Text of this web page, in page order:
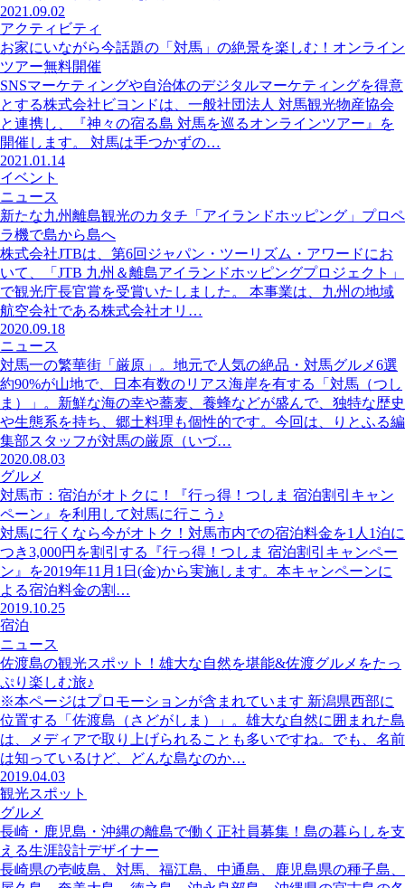
2021.09.02
アクティビティ
お家にいながら今話題の「対馬」の絶景を楽しむ！オンライン
ツアー無料開催
SNSマーケティングや自治体のデジタルマーケティングを得意
とする株式会社ビヨンドは、一般社団法人 対馬観光物産協会
と連携し、『神々の宿る島 対馬を巡るオンラインツアー』を
開催します。 対馬は手つかずの…
2021.01.14
イベント
ニュース
新たな九州離島観光のカタチ「アイランドホッピング」プロペ
ラ機で島から島へ
株式会社JTBは、第6回ジャパン・ツーリズム・アワードにお
いて、「JTB 九州＆離島アイランドホッピングプロジェクト」
で観光庁長官賞を受賞いたしました。 本事業は、九州の地域
航空会社である株式会社オリ…
2020.09.18
ニュース
対馬一の繁華街「厳原」。地元で人気の絶品・対馬グルメ6選
約90%が山地で、日本有数のリアス海岸を有する「対馬（つし
ま）」。新鮮な海の幸や蕎麦、養蜂などが盛んで、独特な歴史
や生態系を持ち、郷土料理も個性的です。今回は、りとふる編
集部スタッフが対馬の厳原（いづ…
2020.08.03
グルメ
対馬市：宿泊がオトクに！『行っ得！つしま 宿泊割引キャン
ペーン』を利用して対馬に行こう♪
対馬に行くなら今がオトク！対馬市内での宿泊料金を1人1泊に
つき3,000円を割引する『行っ得！つしま 宿泊割引キャンペー
ン』を2019年11月1日(金)から実施します。本キャンペーンに
よる宿泊料金の割…
2019.10.25
宿泊
ニュース
佐渡島の観光スポット！雄大な自然を堪能&佐渡グルメをたっ
ぷり楽しむ旅♪
※本ページはプロモーションが含まれています 新潟県西部に
位置する「佐渡島（さどがしま）」。雄大な自然に囲まれた島
は、メディアで取り上げられることも多いですね。でも、名前
は知っているけど、どんな島なのか…
2019.04.03
観光スポット
グルメ
長崎・鹿児島・沖縄の離島で働く正社員募集！島の暮らしを支
える生涯設計デザイナー
長崎県の壱岐島、対馬、福江島、中通島、鹿児島県の種子島、